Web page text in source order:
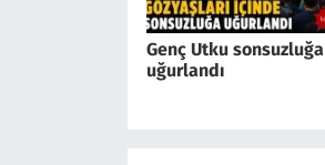
Genç Utku sonsuzluğa
uğurlandı